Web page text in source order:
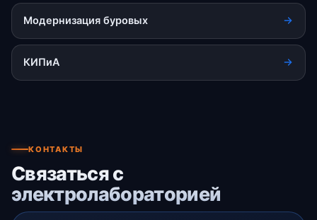
Модернизация буровых
КИПиА
КОНТАКТЫ
Связаться с
электролабораторией